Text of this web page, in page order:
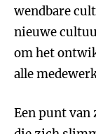
wendbare
nieuwe
om het
alle
Een punt van